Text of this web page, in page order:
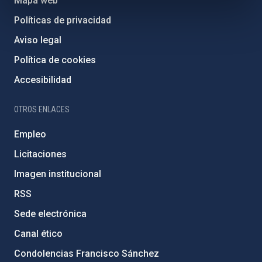
Políticas de privacidad
Aviso legal
Política de cookies
Accesibilidad
OTROS ENLACES
Empleo
Licitaciones
Imagen institucional
RSS
Sede electrónica
Canal ético
Condolencias Francisco Sánchez